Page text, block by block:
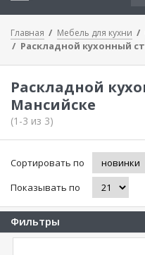
Главная Мебель для кухни
Раскладной кухонный
Раскладной
Мансийске
(1-3 из 3)
Сортировать по
Показывать по
Фильтры